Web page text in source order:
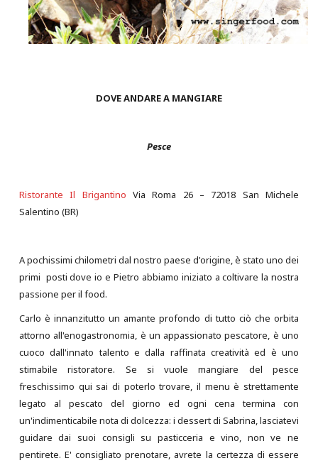
DOVE ANDARE A MANGIARE
Pesce
Ristorante Il Brigantino Via Roma 26 – 72018 San Michele
Salentino (BR)
A pochissimi chilometri dal nostro paese d'origine, è stato uno dei
primi posti dove io e Pietro abbiamo iniziato a coltivare la nostra
passione per il food.
Carlo è innanzitutto un amante profondo di tutto ciò che orbita
attorno all'enogastronomia, è un appassionato pescatore, è uno
cuoco dall'innato talento e dalla raffinata creatività ed è uno
stimabile ristoratore. Se si vuole mangiare del pesce
freschissimo qui sai di poterlo trovare, il menu è strettamente
legato al pescato del giorno ed ogni cena termina con
un'indimenticabile nota di dolcezza: i dessert di Sabrina, lasciatevi
guidare dai suoi consigli su pasticceria e vino, non ve ne
pentirete. E' consigliato prenotare, avrete la certezza di essere